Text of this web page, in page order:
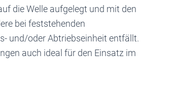
die Welle aufgelegt und mit den
bei feststehenden
und/oder Abtriebseinheit entfällt.
auch ideal für den Einsatz im